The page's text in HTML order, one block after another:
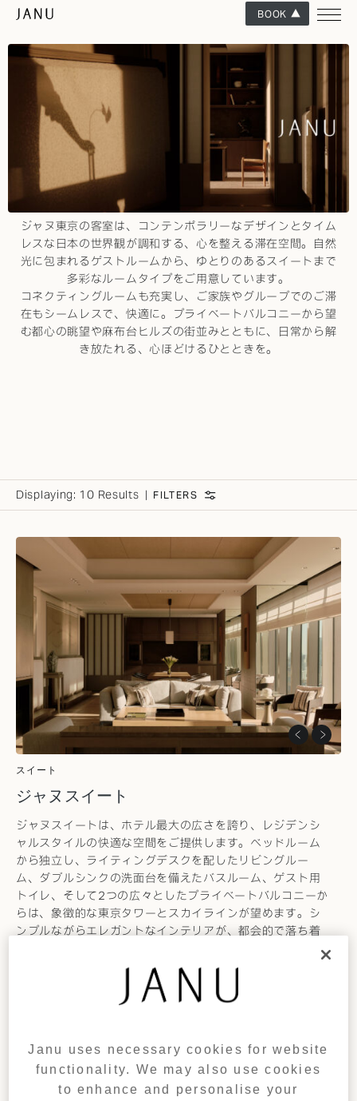
BOOK
ゲストルーム & スイート
ジャヌ東京の客室は、コンテンポラリーなデザインとタイム
レスな日本の世界観が調和する、心を整える滞在空間。自然
光に包まれるゲストルームから、ゆとりのあるスイートまで
多彩なルームタイプをご用意しています。
コネクティングルームも充実し、ご家族やグループでのご滞
在もシームレスで、快適に。プライベートバルコニーから望
む都心の眺望や麻布台ヒルズの街並みとともに、日常から解
き放たれる、心ほどけるひとときを。
Displaying: 10 Results FILTERS
ALL FILTERS
スイート
ジャヌスイート
ジャヌスイートは、ホテル最大の広さを誇り、レジデンシ
ャルスタイルの快適な空間をご提供します。ベッドルーム
から独立し、ライティングデスクを配したリビングルー
ム、ダブルシンクの洗面台を備えたバスルーム、ゲスト用
トイレ、そして2つの広々としたプライベートバルコニーか
らは、象徴的な東京タワーとスカイラインが望めます。シ
ンプルながらエレガントなインテリアが、都会的で落ち着
Janu uses necessary cookies for website
functionality. We may also use cookies
to enhance and personalise your